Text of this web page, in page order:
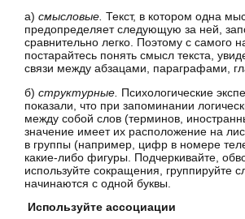
а) смысловые. Текст, в котором одна
предопределяет следующую за ней,
сравнительно легко. Поэтому с самого
постарайтесь понять смысл текста,
связи между абзацами, параграфами,
б) структурные. Психологические
показали, что при запоминании
между собой слов (терминов,
значение имеет их расположение на
в группы (например, цифр в номере
какие-либо фигуры. Подчеркивайте,
используйте сокращения, группируйте
начинаются с одной буквы.
Используйте ассоциации